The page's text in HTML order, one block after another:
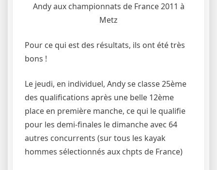
Andy aux championnats de France 2011 à
Metz
Pour ce qui est des résultats, ils ont été très
bons !
Le jeudi, en individuel, Andy se classe 25ème
des qualifications après une belle 12ème
place en première manche, ce qui le qualifie
pour les demi-finales le dimanche avec 64
autres concurrents (sur tous les kayak
hommes sélectionnés aux chpts de France)